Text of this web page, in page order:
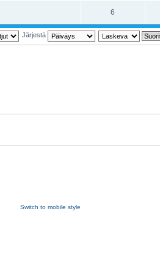
6
Järjestä
Switch to mobile style